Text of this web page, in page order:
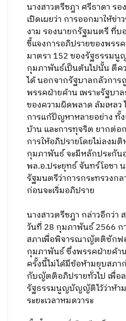
นางสาวตรีชฎา ศรีธาดา รอ
เปิดเผยว่า การออกมาให้ข่
งาม รองนายกรัฐมนตรี ที่บ
ชี้แจงการอภิปรายของพร
มาตรา 152 ของรัฐธรรมนู
กุมภาพันธ์เป็นต้นไปนั้น ตีค
ได้ นอกจากรัฐบาลกลัวกา
พรรคฝ่ายค้าน เพราะรัฐบา
ของความผิดพลาด ล้มเหลว
การแก้ปัญหาหลายอย่าง ทั้ง
บ้าน และการทุจริต ยากต่อ
การให้อภิปรายโดยไม่ลงม
กุมภาพันธ์ จะมีหลักประกันอ
พล.อ.ประยุทธ์ จันทร์โอชา
รัฐมนตรีว่าการกระทรวงก
ก่อนจะเริ่มอภิปราย
นางสาวตรีชฎา กล่าวอีกว่า
วันที่ 28 กุมภาพันธ์ 2566 ก
สภาเพื่อพิจารณาญัตติซักฟ
กุมภาพันธ์ ซึ่งพรรคฝ่ายค้าน
ครั้งนี้ไม่ได้มีข้อห้ามยุบสภา
กับญัตติอภิปรายทั่วไป เพื่อล
รัฐธรรมนูญบัญญัติไว้ว่าห้า
ระยะเวลาหมดวาระ